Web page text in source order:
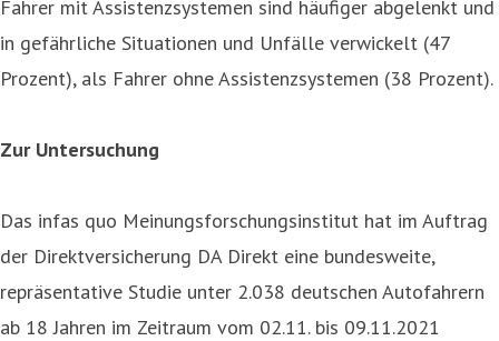
Fahrer mit Assistenzsystemen sind häufiger abgelenkt und
in gefährliche Situationen und Unfälle verwickelt (47
Prozent), als Fahrer ohne Assistenzsystemen (38 Prozent).
Zur Untersuchung
Das infas quo Meinungsforschungsinstitut hat im Auftrag
der Direktversicherung DA Direkt eine bundesweite,
repräsentative Studie unter 2.038 deutschen Autofahrern
ab 18 Jahren im Zeitraum vom 02.11. bis 09.11.2021